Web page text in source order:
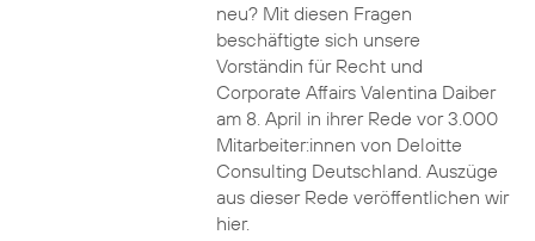
neu? Mit diesen Fragen
beschäftigte sich unsere
Vorständin für Recht und
Corporate Affairs Valentina Daiber
am 8. April in ihrer Rede vor 3.000
Mitarbeiter:innen von Deloitte
Consulting Deutschland. Auszüge
aus dieser Rede veröffentlichen wir
hier.